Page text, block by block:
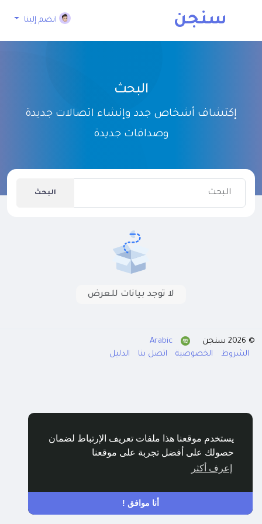
يستخدم موقعنا هذا ملفات تعريف الإرتباط لضمان
حصولك على أفضل تجربة على موقعنا
إعرف أكثر
أنا موافق !
سنجن انضم إلينا
البحث
إكتشاف أشخاص جدد وإنشاء اتصالات جديدة
وصداقات جديدة
البحث
لا توجد بيانات للعرض
© 2026 سنجن
Arabic
الشروط
الخصوصية اتصل بنا الدليل